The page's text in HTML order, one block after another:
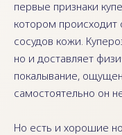
первые признаки
котором
сосудов кожи.
но и доставляет
покалывание,
самостоятельно он
Но есть и хорошие